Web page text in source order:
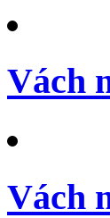
Vách
Vách